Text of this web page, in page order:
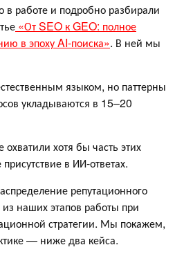
работе и подробно разбирали
«От SEO к GEO: полное
в эпоху AI-поиска». В ней мы
языком, но паттерны
укладываются в 15–20
хотя бы часть этих
в ИИ-ответах.
репутационного
наших этапов работы при
стратегии. Мы покажем,
— ниже два кейса.